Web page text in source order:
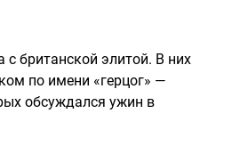
с британской элитой. В них
по имени «герцог» —
обсуждался ужин в